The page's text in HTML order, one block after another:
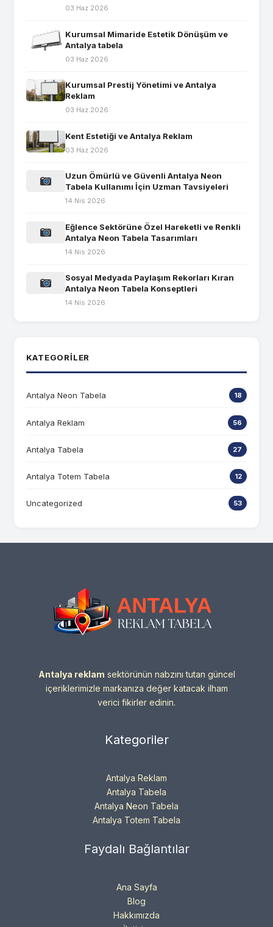
03 Haz 2026
Kurumsal Mimaride Estetik Dönüşüm ve
Antalya tabela
03 Haz 2026
Kurumsal Prestij Yönetimi ve Antalya
Reklam
03 Haz 2026
Kent Estetiği ve Antalya Reklam
03 Haz 2026
Uzun Ömürlü ve Güvenli Antalya Neon
Tabela Kullanımı İçin Uzman Tavsiyeleri
14 Nis 2026
Eğlence Sektörüne Özel Hareketli ve Renkli
Antalya Neon Tabela Tasarımları
14 Nis 2026
Sosyal Medyada Paylaşım Rekorları Kıran
Antalya Neon Tabela Konseptleri
14 Nis 2026
KATEGORILER
Antalya Neon Tabela 18
Antalya Reklam 56
Antalya Tabela 27
Antalya Totem Tabela 12
Uncategorized 53
Antalya reklam sektörünün nabzını tutan güncel
içeriklerimizle markanıza değer katacak ilham
verici fikirler edinin.
Kategoriler
Antalya Reklam
Antalya Tabela
Antalya Neon Tabela
Antalya Totem Tabela
Faydalı Bağlantılar
Ana Sayfa
Blog
Hakkımızda